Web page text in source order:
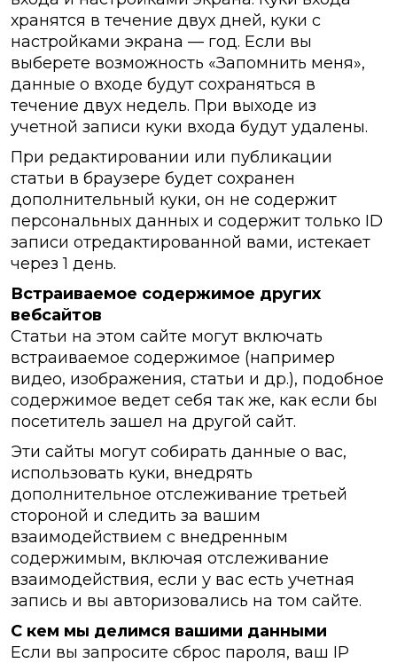
хранятся в течение двух дней, куки с
настройками экрана — год. Если вы
выберете возможность «Запомнить меня»,
данные о входе будут сохраняться в
течение двух недель. При выходе из
учетной записи куки входа будут удалены.
При редактировании или публикации
статьи в браузере будет сохранен
дополнительный куки, он не содержит
персональных данных и содержит только ID
записи отредактированной вами, истекает
через 1 день.
Встраиваемое содержимое других
вебсайтов
Статьи на этом сайте могут включать
встраиваемое содержимое (например
видео, изображения, статьи и др.), подобное
содержимое ведет себя так же, как если бы
посетитель зашел на другой сайт.
Эти сайты могут собирать данные о вас,
использовать куки, внедрять
дополнительное отслеживание третьей
стороной и следить за вашим
взаимодействием с внедренным
содержимым, включая отслеживание
взаимодействия, если у вас есть учетная
запись и вы авторизовались на том сайте.
С кем мы делимся вашими данными
Если вы запросите сброс пароля, ваш IP